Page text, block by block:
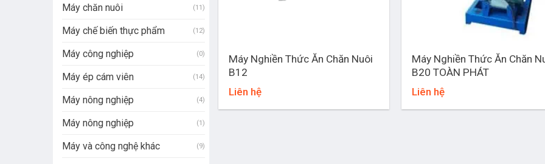
Máy chăn nuôi (11)
Máy chế biến thực phẩm (12)
Máy công nghiệp (0)
Máy ép cám viên (14)
Máy nông nghiệp (4)
Máy nông nghiệp (1)
Máy và công nghệ khác (9)
Máy Nghiền Thức Ăn Chăn Nuôi
B12
Liên hệ
Máy Nghiền Thức Ăn Chăn
B20 TOÀN PHÁT
Liên hệ